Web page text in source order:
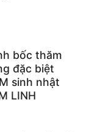
bốc thăm
đặc biệt
sinh nhật
LINH